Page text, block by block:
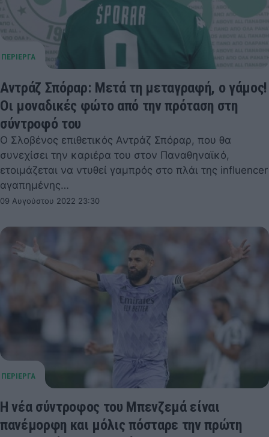
Αντράζ Σπόραρ: Μετά τη μεταγραφή, ο γάμος!
Οι μοναδικές φώτο από την πρόταση στη
σύντροφό του
Ο Σλοβένος επιθετικός Αντράζ Σπόραρ, που θα
συνεχίσει την καριέρα του στον Παναθηναϊκό,
ετοιμάζεται να ντυθεί γαμπρός στο πλάι της influencer
αγαπημένης…
09 Αυγούστου 2022 23:30
H νέα σύντροφος του Μπενζεμά είναι
πανέμορφη και μόλις πόσταρε την πρώτη